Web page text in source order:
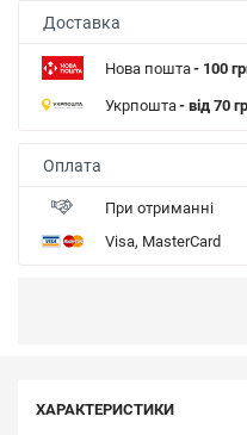
Доставка
Нова пошта- 100
Укрпошта- від 70
Оплата
При отриманні
Visa, MasterCard
ХАРАКТЕРИСТИКИ